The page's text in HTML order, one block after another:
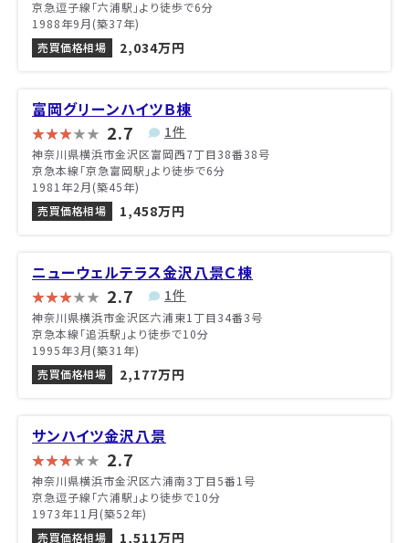
京急逗子線「六浦駅」より徒歩で6分
1988年9月(築37年)
売買価格相場
2,034万円
富岡グリーンハイツＢ棟
2.7 1件
神奈川県横浜市金沢区富岡西7丁目38番38号
京急本線「京急富岡駅」より徒歩で6分
1981年2月(築45年)
売買価格相場
1,458万円
ニューウェルテラス金沢八景Ｃ棟
2.7 1件
神奈川県横浜市金沢区六浦東1丁目34番3号
京急本線「追浜駅」より徒歩で10分
1995年3月(築31年)
売買価格相場
2,177万円
サンハイツ金沢八景
2.7
神奈川県横浜市金沢区六浦南3丁目5番1号
京急逗子線「六浦駅」より徒歩で10分
1973年11月(築52年)
売買価格相場
1,511万円